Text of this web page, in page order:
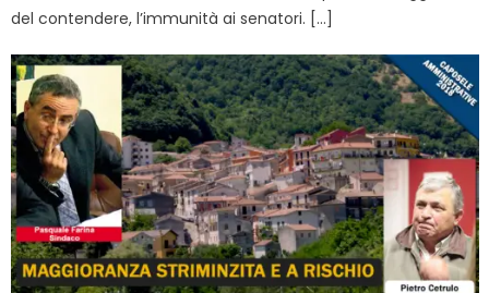
del contendere, l’immunità ai senatori. […]